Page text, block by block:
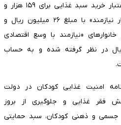
وی افزود: بر اساس این طرح، اعتبار خرید سبد غذایی برای ۱۵۹ هزار و
۶۳۵ کودک در خانوارهای «بسیار نیازمند» با مبلغ ۲۶ میلیون ریال و
و ۲۸۵ کودک در خانوارهای «نیازمند با وسع اقتصادی
۱۶ میلیون ریال در نظر گرفته شده و به حساب
امنیت غذایی کودکان در دولت
فقر غذایی و جلوگیری از بروز
جسمی و ذهنی کودکان، سبد حمایتی